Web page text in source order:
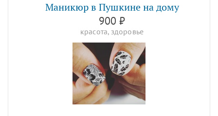
Маникюр в Пушкине на дому
900 ₽
красота, здоровье